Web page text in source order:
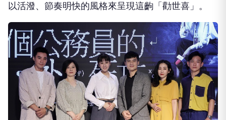
以活潑、節奏明快的風格來呈現這齣「勸世喜」。